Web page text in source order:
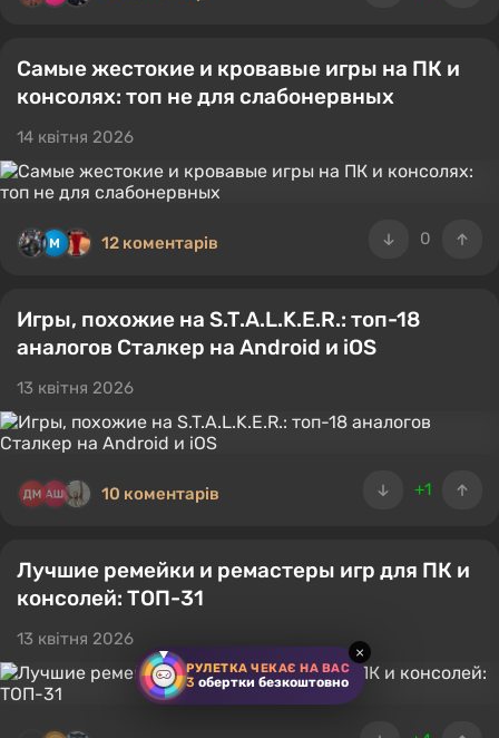
РУЛЕТКА ЧЕКАЄ НА ВАС
3 обертки безкоштовно
×
Самые жестокие и кровавые игры на ПК и
консолях: топ не для слабонервных
14 квітня 2026
0
12 коментарів
Игры, похожие на S.T.A.L.K.E.R.: топ-18
аналогов Сталкер на Android и iOS
13 квітня 2026
+1
10 коментарів
Лучшие ремейки и ремастеры игр для ПК и
консолей: ТОП-31
13 квітня 2026